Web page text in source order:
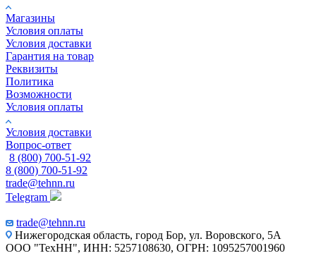
Магазины
Условия оплаты
Условия доставки
Гарантия на товар
Реквизиты
Политика
Возможности
Условия оплаты
Условия доставки
Вопрос-ответ
8 (800) 700-51-92
8 (800) 700-51-92
trade@tehnn.ru
Telegram
trade@tehnn.ru
Нижегородская область, город Бор, ул. Воровского, 5А
ООО "ТехНН", ИНН: 5257108630, ОГРН: 1095257001960